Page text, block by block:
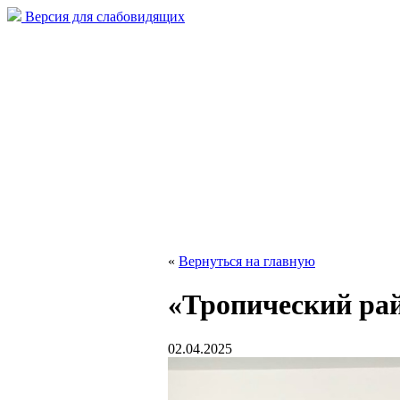
Версия для слабовидящих
« Вернуться на главную
«Тропический
02.04.2025